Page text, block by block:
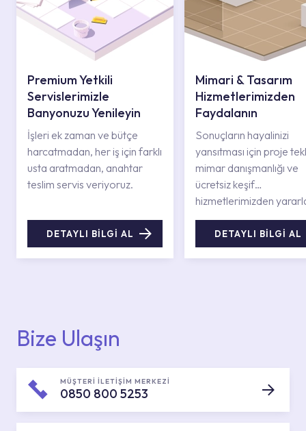
Premium Yetkili
Servislerimizle
Banyonuzu Yenileyin
İşleri ek zaman ve bütçe
harcatmadan, her iş için farklı
usta aratmadan, anahtar
teslim servis veriyoruz.
DETAYLI BİLGİ AL
Mimari & Tasarım
Hizmetlerimizden
Faydalanın
Sonuçların hayalinizi
yansıtması için proje
mimar danışmanlığı ve
ücretsiz keşif
hizmetlerimizden
DETAYLI BİLGİ AL
Bize Ulaşın
MÜŞTERİ İLETİŞİM MERKEZİ
0850 800 5253